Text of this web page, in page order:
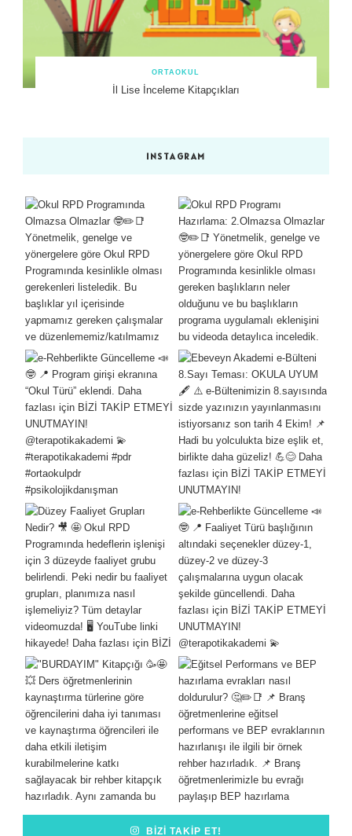
ORTAOKUL
İl Lise İnceleme Kitapçıkları
INSTAGRAM
BIZI TAKIP ET!